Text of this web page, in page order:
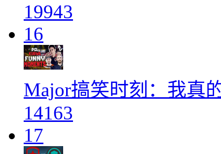
19943
16
Major搞笑时刻：我真
14163
17